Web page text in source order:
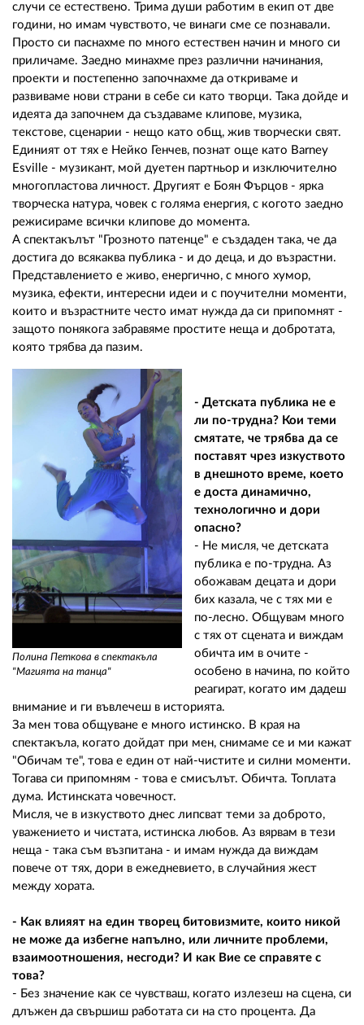
случи се естествено. Трима души работим в екип от две
години, но имам чувството, че винаги сме се познавали.
Просто си паснахме по много естествен начин и много си
приличаме. Заедно минахме през различни начинания,
проекти и постепенно започнахме да откриваме и
развиваме нови страни в себе си като творци. Така дойде и
идеята да започнем да създаваме клипове, музика,
текстове, сценарии - нещо като общ, жив творчески свят.
Единият от тях е Нейко Генчев, познат още като Barney
Esville - музикант, мой дуетен партньор и изключително
многопластова личност. Другият е Боян Фърцов - ярка
творческа натура, човек с голяма енергия, с когото заедно
режисираме всички клипове до момента.
А спектакълът "Грозното патенце" е създаден така, че да
достига до всякаква публика - и до деца, и до възрастни.
Представлението е живо, енергично, с много хумор,
музика, ефекти, интересни идеи и с поучителни моменти,
които и възрастните често имат нужда да си припомнят -
защото понякога забравяме простите неща и добротата,
която трябва да пазим.
Полина Петкова в спектакъла
"Магията на танца"
- Детската публика не е
ли по-трудна? Кои теми
смятате, че трябва да се
поставят чрез изкуството
в днешното време, което
е доста динамично,
технологично и дори
опасно?
- Не мисля, че детската
публика е по-трудна. Аз
обожавам децата и дори
бих казала, че с тях ми е
по-лесно. Общувам много
с тях от сцената и виждам
обичта им в очите -
особено в начина, по който
реагират, когато им дадеш
внимание и ги въвлечеш в историята.
За мен това общуване е много истинско. В края на
спектакъла, когато дойдат при мен, снимаме се и ми кажат
"Обичам те", това е един от най-чистите и силни моменти.
Тогава си припомням - това е смисълът. Обичта. Топлата
дума. Истинската човечност.
Мисля, че в изкуството днес липсват теми за доброто,
уважението и чистата, истинска любов. Аз вярвам в тези
неща - така съм възпитана - и имам нужда да виждам
повече от тях, дори в ежедневието, в случайния жест
между хората.
- Как влияят на един творец битовизмите, които никой
не може да избегне напълно, или личните проблеми,
взаимоотношения, несгоди? И как Вие се справяте с
това?
- Без значение как се чувстваш, когато излезеш на сцена, си
длъжен да свършиш работата си на сто процента. Да